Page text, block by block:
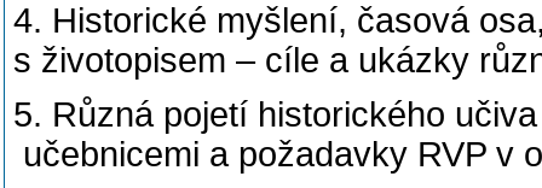
4. Historické myšlení, časová
s životopisem – cíle a ukázky
5. Různá pojetí historického
učebnicemi a požadavky RVP v